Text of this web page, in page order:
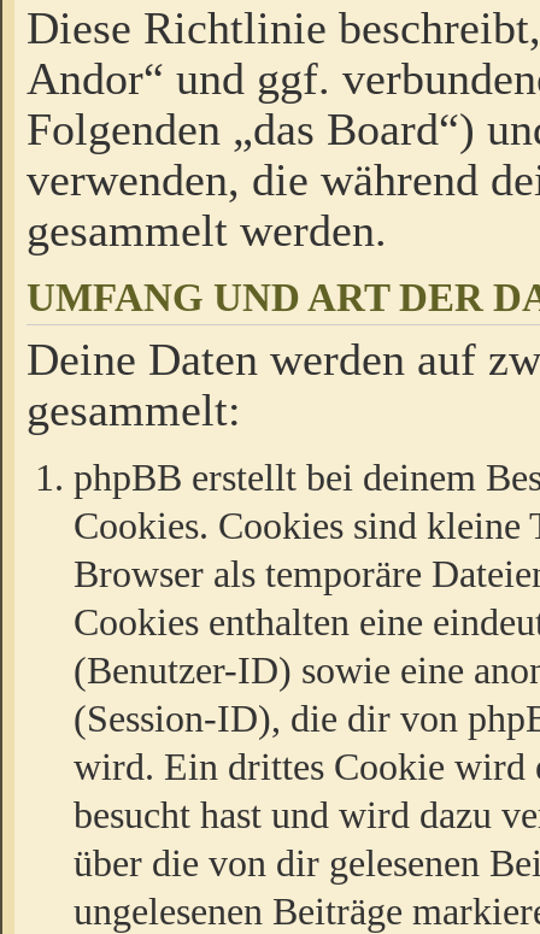
Diese Richtlinie
Andor“ und ggf.
Folgenden „das Board“)
verwenden, die während
gesammelt werden.
UMFANG UND ART DER
Deine Daten werden auf
gesammelt:
phpBB erstellt bei deinem
Cookies. Cookies sind kleine
Browser als temporäre
Cookies enthalten eine
(Benutzer-ID) sowie eine
(Session-ID), die dir von
wird. Ein drittes Cookie wird
besucht hast und wird dazu
über die von dir gelesenen
ungelesenen Beiträge